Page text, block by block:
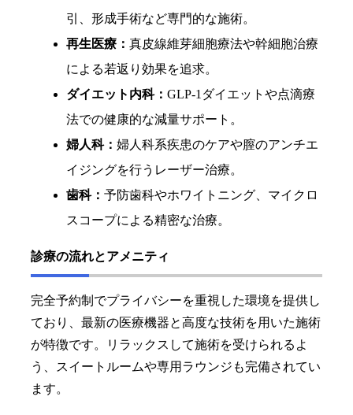
引、形成手術など専門的な施術。
再生医療： 真皮線維芽細胞療法や幹細胞治療
による若返り効果を追求。
ダイエット内科： GLP-1ダイエットや点滴療
法での健康的な減量サポート。
婦人科： 婦人科系疾患のケアや膣のアンチエ
イジングを行うレーザー治療。
歯科： 予防歯科やホワイトニング、マイクロ
スコープによる精密な治療。
診療の流れとアメニティ
完全予約制でプライバシーを重視した環境を提供し
ており、最新の医療機器と高度な技術を用いた施術
が特徴です。リラックスして施術を受けられるよ
う、スイートルームや専用ラウンジも完備されてい
ます。